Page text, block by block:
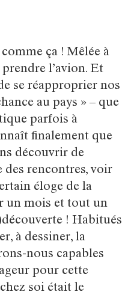
ça ! Mêlée à
l’avion. Et
se réapproprier nos
au pays » – que
parfois à
finalement que
découvrir de
des rencontres, voir
éloge de la
un mois et tout un
! Habitués
à dessiner, la
nous capables
pour cette
soi était le